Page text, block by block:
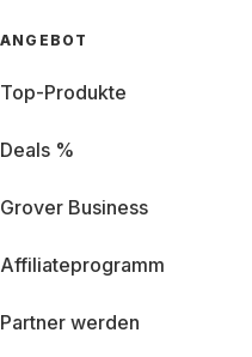
ANGEBOT
Top-Produkte
Deals %
Grover Business
Affiliateprogramm
Partner werden